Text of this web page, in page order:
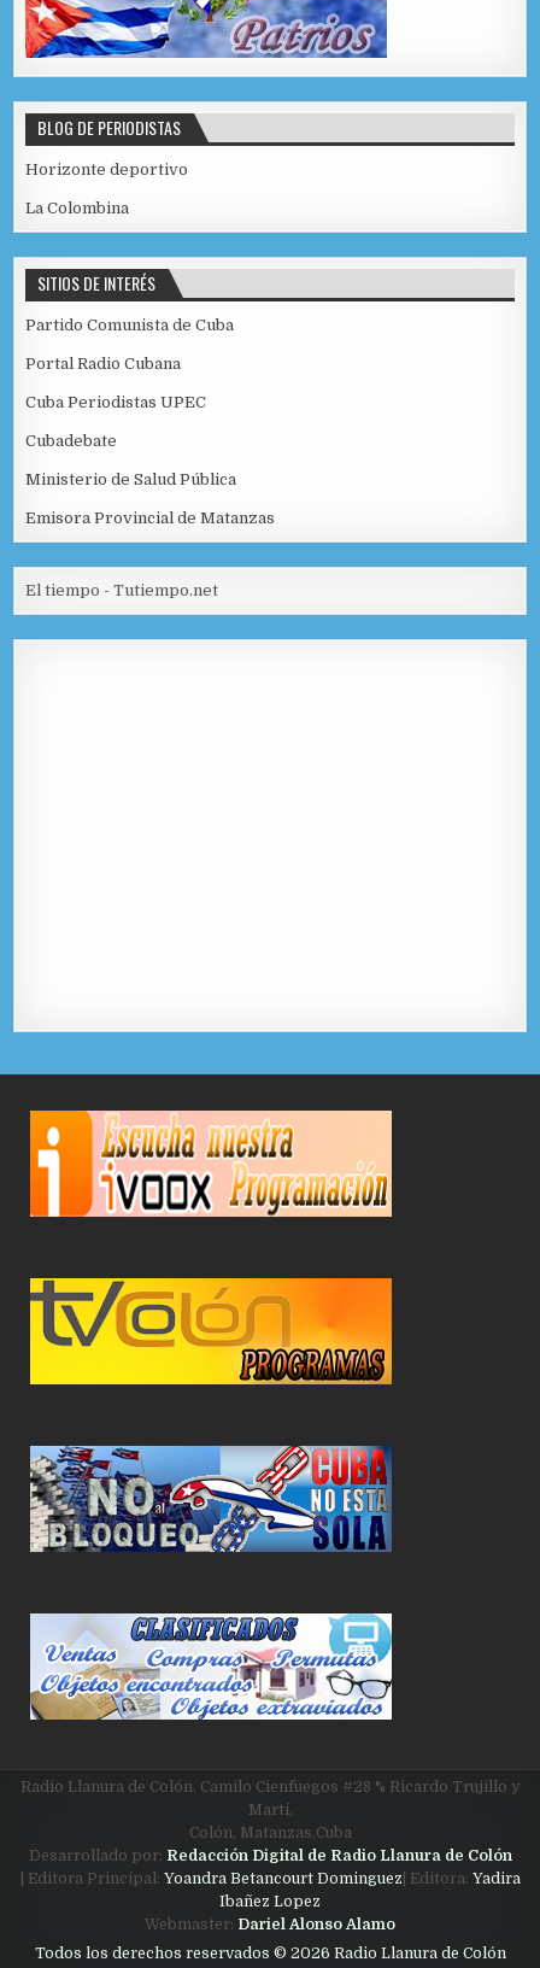
BLOG DE PERIODISTAS
Horizonte deportivo
La Colombina
SITIOS DE INTERÉS
Partido Comunista de Cuba
Portal Radio Cubana
Cuba Periodistas UPEC
Cubadebate
Ministerio de Salud Pública
Emisora Provincial de Matanzas
El tiempo - Tutiempo.net
Radio Llanura de Colón. Camilo Cienfuegos #28 % Ricardo Trujillo y
Martí,
Colón, Matanzas,Cuba
Desarrollado por: Redacción Digital de Radio Llanura de Colón
| Editora Principal: Yoandra Betancourt Dominguez | Editora: Yadira
Ibañez Lopez
Webmaster: Dariel Alonso Alamo
Todos los derechos reservados © 2026 Radio Llanura de Colón